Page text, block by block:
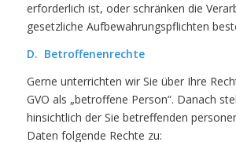
erforderlich ist, oder schränken die
gesetzliche Aufbewahrungspflichten
D. Betroffenenrechte
Gerne unterrichten wir Sie über Ihre
GVO als „betroffene Person“. Danach
hinsichtlich der Sie betreffenden
Daten folgende Rechte zu: